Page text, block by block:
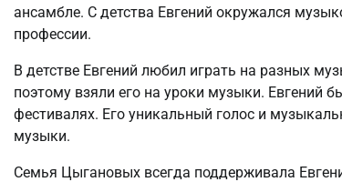
ансамбле. С детства Евгений окружался
профессии.
В детстве Евгений любил играть на разных
поэтому взяли его на уроки музыки. Евгений
фестивалях. Его уникальный голос и
музыки.
Семья Цыгановых всегда поддерживала